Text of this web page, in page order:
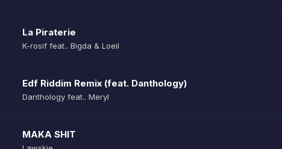
La Piraterie
K-rosif feat.. Bigda & Loeil
Edf Riddim Remix (feat. Danthology)
Danthology feat.. Meryl
MAKA SHIT